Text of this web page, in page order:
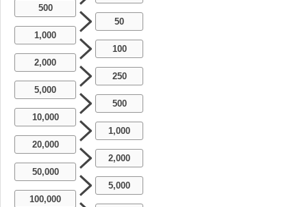
500
50
1,000
100
2,000
250
5,000
500
10,000
1,000
20,000
2,000
50,000
5,000
100,000